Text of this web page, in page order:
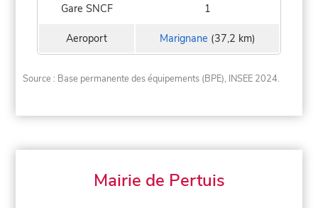
Gare SNCF 1
Aeroport Marignane (37,2 km)
Source : Base permanente des équipements (BPE), INSEE 2024.
Mairie de Pertuis